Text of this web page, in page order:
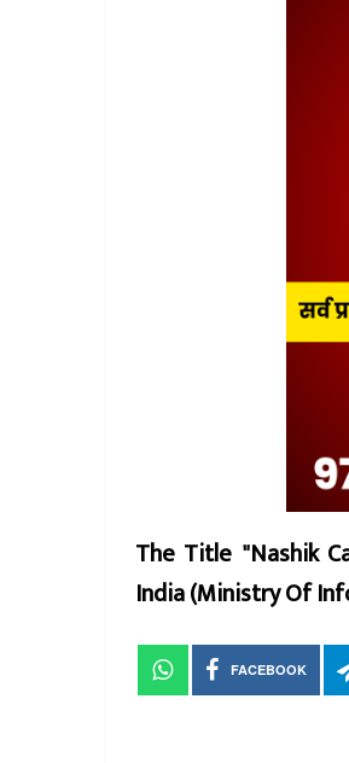
The Title "Nashik
India (Ministry Of
FACEBOOK